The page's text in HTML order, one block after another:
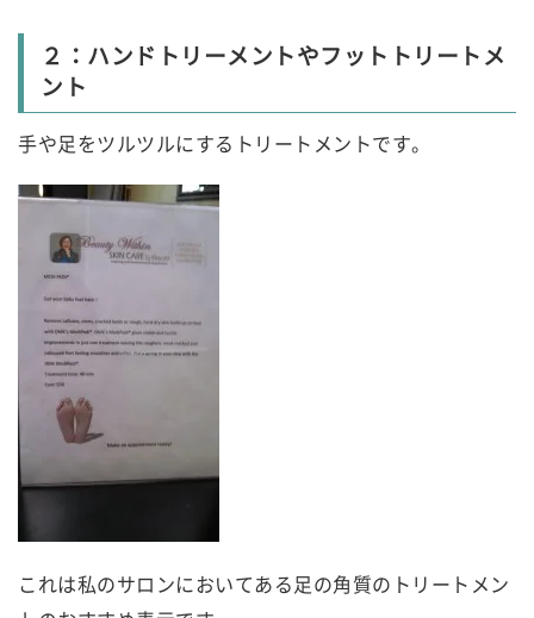
２：ハンドトリーメントやフットトリートメ
ント
手や足をツルツルにするトリートメントです。
これは私のサロンにおいてある足の角質のトリートメン